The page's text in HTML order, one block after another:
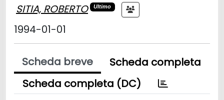
SITIA, ROBERTO Ultimo
1994-01-01
Scheda breve
Scheda completa
Scheda completa (DC)